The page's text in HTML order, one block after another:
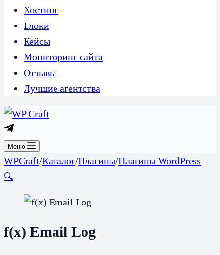
Хостинг
Блоки
Кейсы
Мониторинг сайта
Отзывы
Лучшие агентства
Меню
WPCraft/Каталог/Плагины/Плагины WordPress
🔍
f(x) Email Log